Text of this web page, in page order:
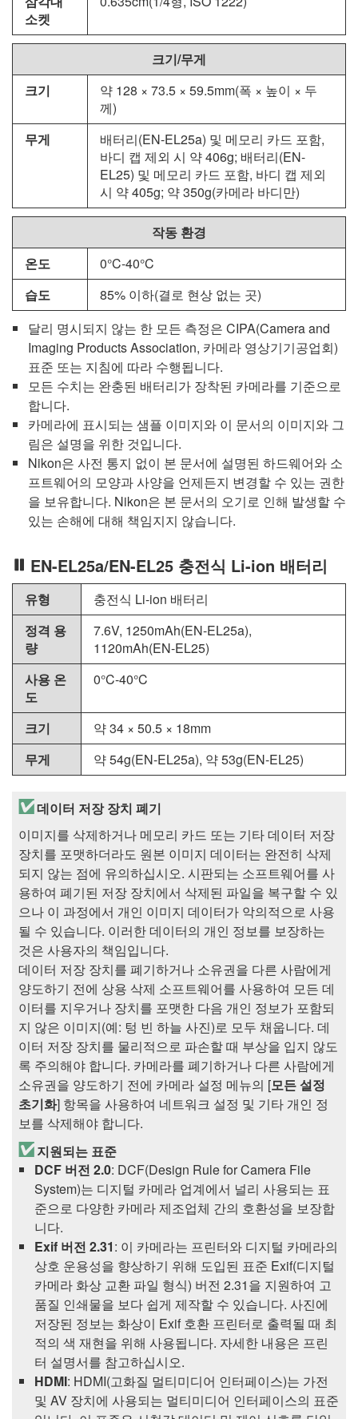
소켓
크기/무게
크기
약 128 × 73.5 × 59.5mm(폭 × 높이 × 두
께)
무게
배터리(EN-EL25a) 및 메모리 카드 포함,
바디 캡 제외 시 약 406g; 배터리(EN-
EL25) 및 메모리 카드 포함, 바디 캡 제외
시 약 405g; 약 350g(카메라 바디만)
작동 환경
온도
0°C-40°C
습도
85% 이하(결로 현상 없는 곳)
달리 명시되지 않는 한 모든 측정은 CIPA(Camera and
Imaging Products Association, 카메라 영상기기공업회)
표준 또는 지침에 따라 수행됩니다.
모든 수치는 완충된 배터리가 장착된 카메라를 기준으로
합니다.
카메라에 표시되는 샘플 이미지와 이 문서의 이미지와 그
림은 설명을 위한 것입니다.
Nikon은 사전 통지 없이 본 문서에 설명된 하드웨어와 소
프트웨어의 모양과 사양을 언제든지 변경할 수 있는 권한
을 보유합니다. Nikon은 본 문서의 오기로 인해 발생할 수
있는 손해에 대해 책임지지 않습니다.
EN-EL25a/EN-EL25충전식 Li-ion 배터리
유형
충전식 Li-ion 배터리
정격 용
량
7.6V, 1250mAh(EN-EL25a),
1120mAh(EN-EL25)
사용 온
도
0°C-40°C
크기
약 34 × 50.5 × 18mm
무게
약 54g(EN-EL25a), 약 53g(EN-EL25)
데이터 저장 장치 폐기
이미지를 삭제하거나 메모리 카드 또는 기타 데이터 저장
장치를 포맷하더라도 원본 이미지 데이터는 완전히 삭제
되지 않는 점에 유의하십시오. 시판되는 소프트웨어를 사
용하여 폐기된 저장 장치에서 삭제된 파일을 복구할 수 있
으나 이 과정에서 개인 이미지 데이터가 악의적으로 사용
될 수 있습니다. 이러한 데이터의 개인 정보를 보장하는
것은 사용자의 책임입니다.
데이터 저장 장치를 폐기하거나 소유권을 다른 사람에게
양도하기 전에 상용 삭제 소프트웨어를 사용하여 모든 데
이터를 지우거나 장치를 포맷한 다음 개인 정보가 포함되
지 않은 이미지(예: 텅 빈 하늘 사진)로 모두 채웁니다. 데
이터 저장 장치를 물리적으로 파손할 때 부상을 입지 않도
록 주의해야 합니다. 카메라를 폐기하거나 다른 사람에게
소유권을 양도하기 전에 카메라 설정 메뉴의 [모든 설정
초기화] 항목을 사용하여 네트워크 설정 및 기타 개인 정
보를 삭제해야 합니다.
지원되는 표준
DCF 버전 2.0: DCF(Design Rule for Camera File
System)는 디지털 카메라 업계에서 널리 사용되는 표
준으로 다양한 카메라 제조업체 간의 호환성을 보장합
니다.
Exif 버전 2.31: 이 카메라는 프린터와 디지털 카메라의
상호 운용성을 향상하기 위해 도입된 표준 Exif(디지털
카메라 화상 교환 파일 형식) 버전 2.31을 지원하여 고
품질 인쇄물을 보다 쉽게 제작할 수 있습니다. 사진에
저장된 정보는 화상이 Exif 호환 프린터로 출력될 때 최
적의 색 재현을 위해 사용됩니다. 자세한 내용은 프린
터 설명서를 참고하십시오.
HDMI: HDMI(고화질 멀티미디어 인터페이스)는 가전
및 AV 장치에 사용되는 멀티미디어 인터페이스의 표준